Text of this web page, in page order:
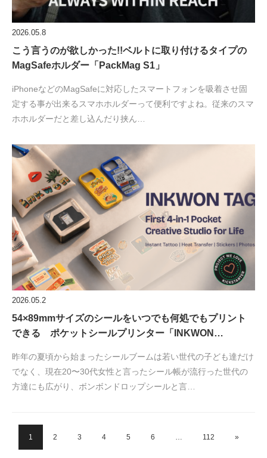
2026.05.8
こう言うのが欲しかった!!ベルトに取り付けるタイプの
MagSafeホルダー「PackMag S1」
iPhoneなどのMagSafeに対応したスマートフォンを吸着させ固
定する事が出来るスマホホルダーって便利ですよね。従来のスマ
ホホルダーだと差し込んだり挟ん…
2026.05.2
54×89mmサイズのシールをいつでも何処でもプリント
できる ポケットシールプリンター「INKWON…
昨年の夏頃から始まったシールブームは若い世代の子ども達だけ
でなく、現在20〜30代女性と言ったシール帳が流行った世代の
方達にも広がり、ボンボンドロップシールと言…
1 2 3 4 5 6 … 112 »